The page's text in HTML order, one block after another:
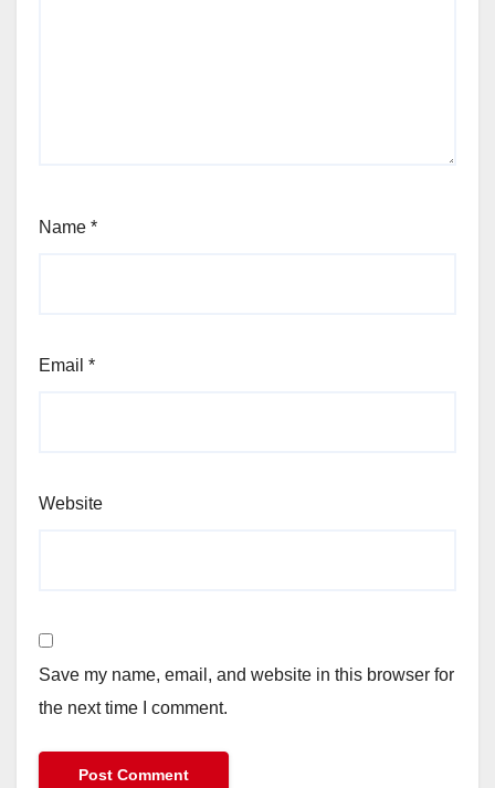
Name *
Email *
Website
Save my name, email, and website in this browser for
the next time I comment.